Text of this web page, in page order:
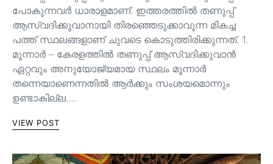
പോകുന്നവർ ധാരാളമാണ്. ഇത്തരത്തിൽ തണുപ്പ്
ആസ്വദിക്കുവാനായി തിരഞ്ഞെടുക്കാവുന്ന മികച്ച
പത്ത് സ്ഥലങ്ങളാണ് ചുവടെ കൊടുത്തിരിക്കുന്നത്. 1.
മൂന്നാർ – കേരളത്തിൽ തണുപ്പ് ആസ്വദിക്കുവാൻ
ഏറ്റവും അനുയോജ്യമായ സ്ഥലം മൂന്നാർ
തന്നെയാണെന്നതിൽ ആർക്കും സംശയമൊന്നും
ഉണ്ടാകില്ല.…
VIEW POST